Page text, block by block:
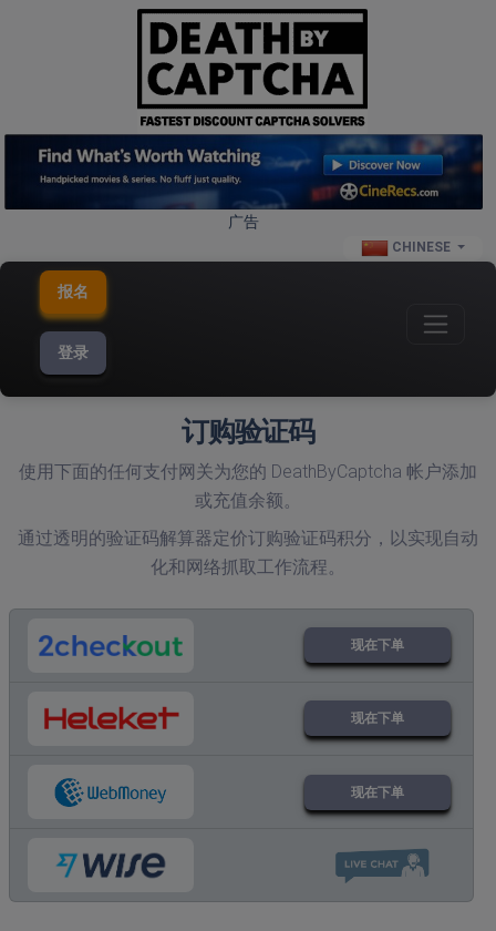
广告
CHINESE
报名
登录
订购验证码
使用下面的任何支付网关为您的 DeathByCaptcha 帐户添加
或充值余额。
通过透明的验证码解算器定价订购验证码积分，以实现自动
化和网络抓取工作流程。
现在下单
现在下单
现在下单